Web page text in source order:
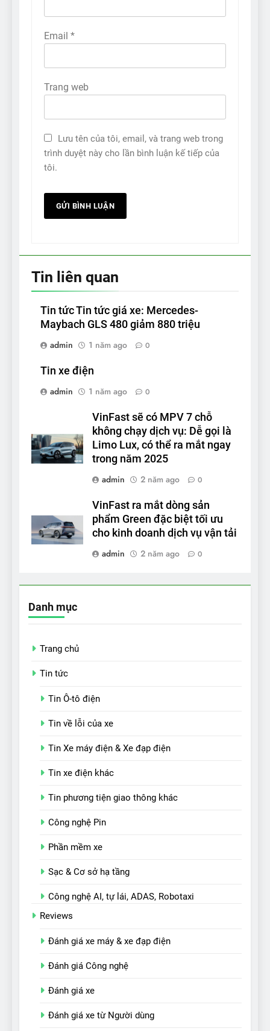
Email *
Trang web
Lưu tên của tôi, email, và trang web trong
trình duyệt này cho lần bình luận kế tiếp của
tôi.
Tin liên quan
Tin tức Tin tức giá xe: Mercedes-
Maybach GLS 480 giảm 880 triệu
admin
1 năm ago 0
Tin xe điện
admin
1 năm ago 0
VinFast sẽ có MPV 7 chỗ
không chạy dịch vụ: Dễ gọi là
Limo Lux, có thể ra mắt ngay
trong năm 2025
admin
2 năm ago 0
VinFast ra mắt dòng sản
phẩm Green đặc biệt tối ưu
cho kinh doanh dịch vụ vận tải
admin
2 năm ago 0
Danh mục
Trang chủ
Tin tức
Tin Ô-tô điện
Tin về lỗi của xe
Tin Xe máy điện & Xe đạp điện
Tin xe điện khác
Tin phương tiện giao thông khác
Công nghệ Pin
Phần mềm xe
Sạc & Cơ sở hạ tầng
Công nghệ AI, tự lái, ADAS, Robotaxi
Reviews
Đánh giá xe máy & xe đạp điện
Đánh giá Công nghệ
Đánh giá xe
Đánh giá xe từ Người dùng